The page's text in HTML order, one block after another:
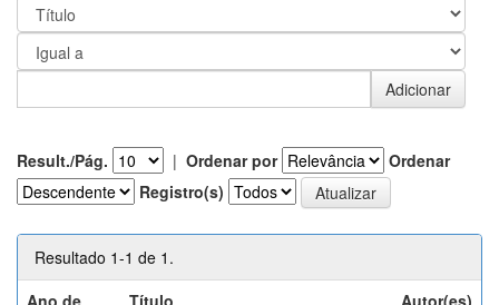
Result./Pág. | Ordenar por
Ordenar
Registro(s)
Resultado 1-1 de 1.
Ano de
Título Autor(es)